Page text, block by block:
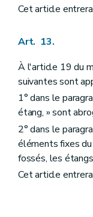
Cet article
Art. 13.
À l'article 19 du
suivantes sont
1° dans le
étang, » sont
2° dans le
éléments fixes
fossés, les
Cet article